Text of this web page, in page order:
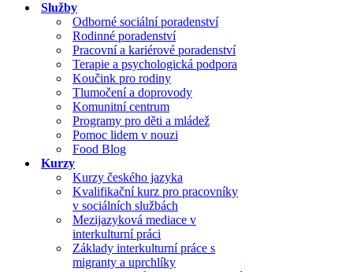
Služby
Odborné sociální poradenství
Rodinné poradenství
Pracovní a kariérové poradenství
Terapie a psychologická podpora
Koučink pro rodiny
Tlumočení a doprovody
Komunitní centrum
Programy pro děti a mládež
Pomoc lidem v nouzi
Food Blog
Kurzy
Kurzy českého jazyka
Kvalifikační kurz pro pracovníky
v sociálních službách
Mezijazyková mediace v
interkulturní práci
Základy interkulturní práce s
migranty a uprchlíky